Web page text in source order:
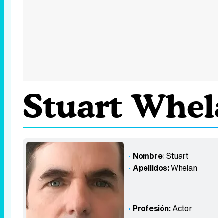
Stuart
Nombre: Stuart
Apellidos:Whelan
Profesión:Actor